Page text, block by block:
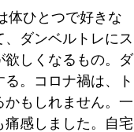
体ひとつで好きな
ダンベルトレにス
欲しくなるもの。ダ
。コロナ禍は、ト
もしれません。一
感しました。自宅